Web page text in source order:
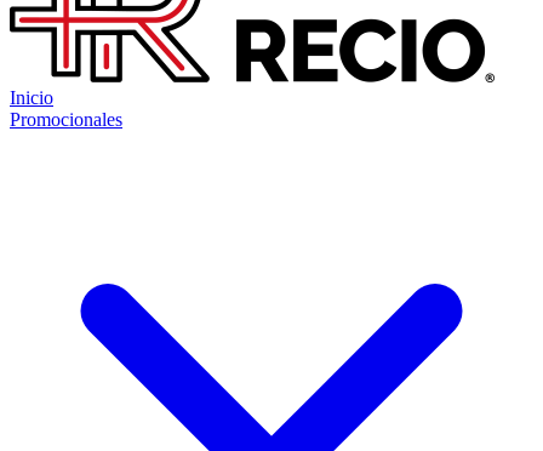
Inicio
Promocionales